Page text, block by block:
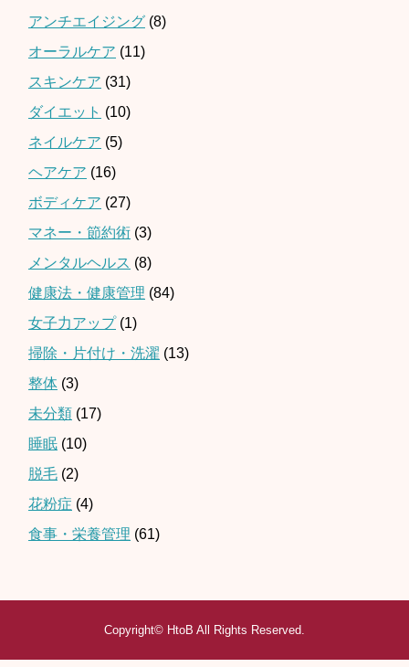
アンチエイジング (8)
オーラルケア (11)
スキンケア (31)
ダイエット (10)
ネイルケア (5)
ヘアケア (16)
ボディケア (27)
マネー・節約術 (3)
メンタルヘルス (8)
健康法・健康管理 (84)
女子力アップ(1)
掃除・片付け・洗濯 (13)
整体 (3)
未分類 (17)
睡眠 (10)
脱毛 (2)
花粉症 (4)
食事・栄養管理 (61)
Copyright© HtoB All Rights Reserved.